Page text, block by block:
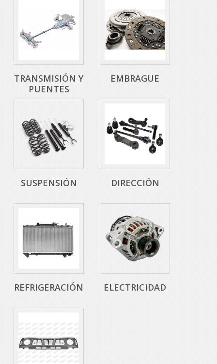
TRANSMISIÓN Y
PUENTES
EMBRAGUE
SUSPENSIÓN DIRECCIÓN
REFRIGERACIÓN ELECTRICIDAD